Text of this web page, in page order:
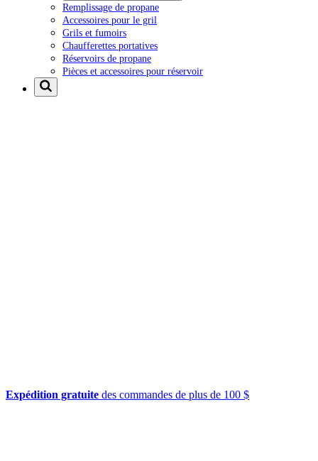
Remplissage de propane
Accessoires pour le gril
Grils et fumoirs
Chaufferettes portatives
Réservoirs de propane
Pièces et accessoires pour réservoir
Expédition gratuite des commandes de plus de 100 $